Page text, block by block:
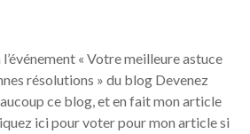
« Votre meilleure astuce
résolutions » du blog Devenez
ce blog, et en fait mon article
ici pour voter pour mon article si